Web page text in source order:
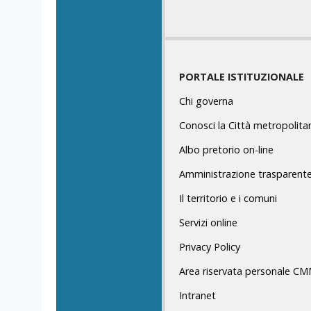
PORTALE ISTITUZIONALE
Chi governa
Conosci la Città
Albo pretorio on-line
Amministrazione trasparente
Il territorio e i comuni
Servizi online
Privacy Policy
Area riservata personale
Intranet